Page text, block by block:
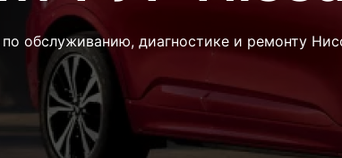
обслуживанию, диагностике и ремонту